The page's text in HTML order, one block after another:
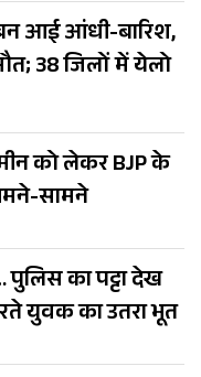
आई आंधी-बारिश,
38 जिलों में येलो
को लेकर BJP के
सामने
पुलिस का पट्टा देख
युवक का उतरा भूत